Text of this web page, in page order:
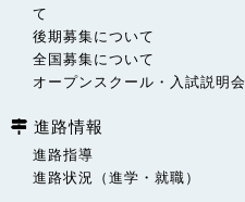
て
後期募集について
全国募集について
オープンスクール・入試説明会
進路情報
進路指導
進路状況（進学・就職）